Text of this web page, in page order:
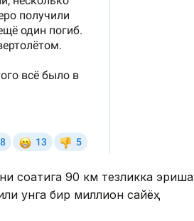
соатига 90 км тезликка эриша
унга бир миллион сайёҳ